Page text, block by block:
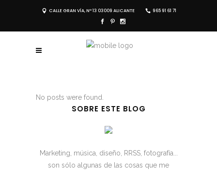
CALLE GRAN VÍA, Nº 13 03009 ALICANTE 965 91 61 71
No posts were found.
SOBRE ESTE BLOG
Marketing, música, diseño, RRSS, fotografía...
son sólo algunas de las cosas que me